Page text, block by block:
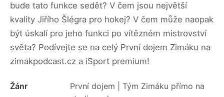
bude tato funkce sedět? V čem jsou největší
kvality Jiřího Šlégra pro hokej? V čem může naopak
být úskalí pro jeho funkci po vítězném mistrovství
světa? Podívejte se na celý První dojem Zimáku na
zimakpodcast.cz a iSport premium!
Žánr
První dojem | Tým Zimáku přímo na